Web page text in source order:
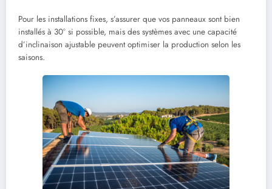
Pour les installations fixes, s’assurer que vos panneaux sont bien
installés à 30° si possible, mais des systèmes avec une capacité
d’inclinaison ajustable peuvent optimiser la production selon les
saisons.